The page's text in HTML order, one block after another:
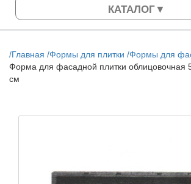
/Главная /Формы для плитки /Формы для
Форма для фасадной плитки облицовочная
см
КАТАЛОГ